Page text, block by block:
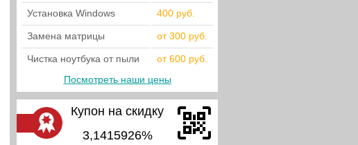
Установка Windows 400 руб.
Замена матрицы от 300 руб.
Чистка ноутбука от пыли
от 600 руб.
Посмотреть наши цены
Купон на скидку
3,1415926%